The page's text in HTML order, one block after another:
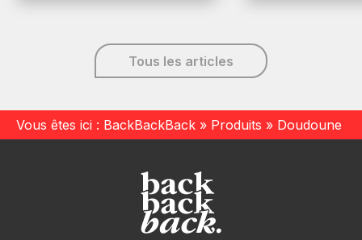
Tous les articles
Vous êtes ici : BackBackBack » Produits » Doudoune